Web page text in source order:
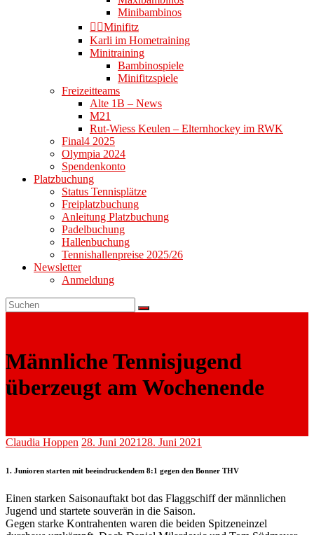
Minibambinos
👉🏻Minifitz
Karli im Hometraining
Minitraining
Bambinospiele
Minifitzspiele
Freizeitteams
Alte 1B – News
M21
Rut-Wiess Keulen – Elternhockey im RWK
Final4 2025
Olympia 2024
Spendenkonto
Platzbuchung
Status Tennisplätze
Freiplatzbuchung
Anleitung Platzbuchung
Padelbuchung
Hallenbuchung
Tennishallenpreise 2025/26
Newsletter
Anmeldung
Männliche Tennisjugend
überzeugt am Wochenende
Claudia Hoppen 28. Juni 2021 28. Juni 2021
1. Junioren starten mit beeindruckendem 8:1 gegen den Bonner THV
Einen starken Saisonauftakt bot das Flaggschiff der männlichen
Jugend und startete souverän in die Saison.
Gegen starke Kontrahenten waren die beiden Spitzeneinzel